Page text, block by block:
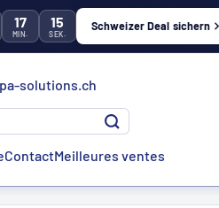
17
MIN.
14
SEK.
Schweizer Deal sichern
solutions.ch
ContactMeilleures ventes